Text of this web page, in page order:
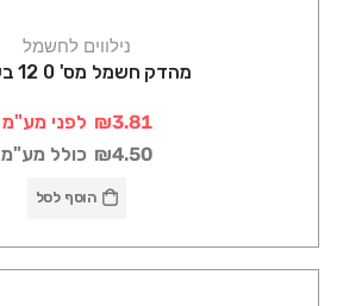
נילווים לחשמל
מהדק חשמל מס' 0 12 בשורה
₪3.81 לפני מע"מ
₪4.50 כולל מע"מ
הוסף לסל